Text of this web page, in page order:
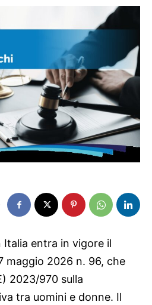
Italia entra in vigore il
maggio 2026 n. 96, che
2023/970 sulla
tra uomini e donne. Il